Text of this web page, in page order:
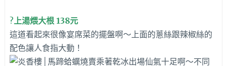
?上湯煨大根 138元
這道看起來很像宴席菜的擺盤啊～上面的蔥絲跟辣椒絲的
配色讓人食指大動！